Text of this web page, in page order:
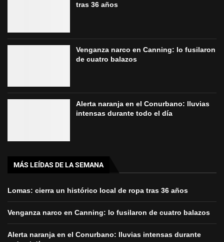
tras 36 años
Venganza narco en Canning: lo fusilaron
de cuatro balazos
Alerta naranja en el Conurbano: lluvias
intensas durante todo el día
MÁS LEÍDAS DE LA SEMANA
Lomas: cierra un histórico local de ropa tras 36 años
Venganza narco en Canning: lo fusilaron de cuatro balazos
Alerta naranja en el Conurbano: lluvias intensas durante